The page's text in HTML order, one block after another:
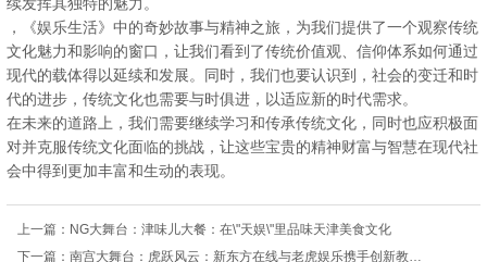
，《娱乐生活》中的奇妙故事与精神之旅，为我们提供了一个观察传统
文化魅力和影响的窗口，让我们看到了传统价值观、信仰体系如何通过
现代的载体得以延续和发展。同时，我们也要认识到，社会的变迁和时
代的进步，传统文化也需要与时俱进，以适应新的时代需求。
在未来的道路上，我们需要继续学习和传承传统文化，同时也应积极面
对并克服传统文化面临的挑战，让这些宝贵的精神财富与智慧在现代社
会中得到更加丰富和生动的表现。
上一篇： NG大舞台：津味儿大餐：在\"天娱\"里品味天津美食文化
下一篇：
南宫大舞台：虎跃风云：新东方在线与老虎娱乐携手创新教育实践